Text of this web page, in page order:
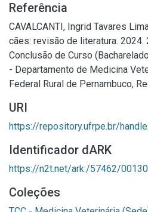
Referência
CAVALCANTI, Ingrid Tavares
cães: revisão de literatura. 2024.
Conclusão de Curso
- Departamento de Medicina
Federal Rural de Pernambuco,
URI
https://repository.ufrpe.br/
Identificador dARK
https://n2t.net/ark:/57462/
Coleções